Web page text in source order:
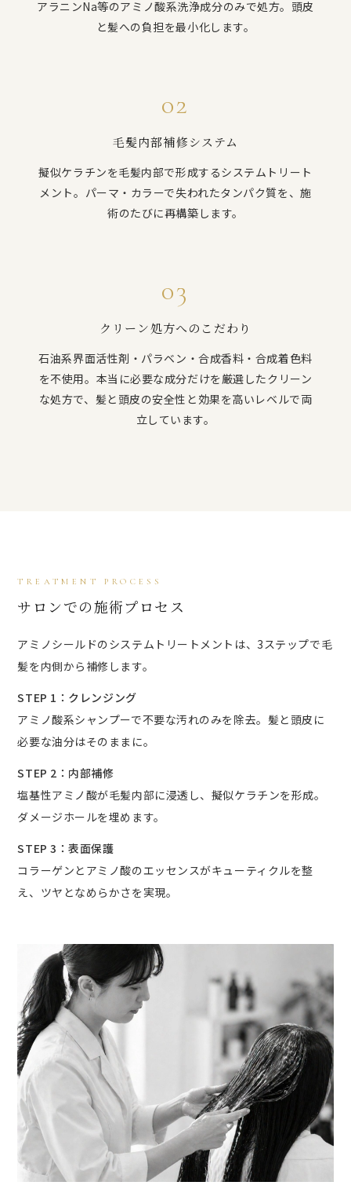
アラニンNa等のアミノ酸系洗浄成分のみで処方。頭皮
と髪への負担を最小化します。
02
毛髪内部補修システム
擬似ケラチンを毛髪内部で形成するシステムトリート
メント。パーマ・カラーで失われたタンパク質を、施
術のたびに再構築します。
03
クリーン処方へのこだわり
石油系界面活性剤・パラベン・合成香料・合成着色料
を不使用。本当に必要な成分だけを厳選したクリーン
な処方で、髪と頭皮の安全性と効果を高いレベルで両
立しています。
TREATMENT PROCESS
サロンでの施術プロセス
アミノシールドのシステムトリートメントは、3ステップで毛
髪を内側から補修します。
STEP 1：クレンジング
アミノ酸系シャンプーで不要な汚れのみを除去。髪と頭皮に
必要な油分はそのままに。
STEP 2：内部補修
塩基性アミノ酸が毛髪内部に浸透し、擬似ケラチンを形成。
ダメージホールを埋めます。
STEP 3：表面保護
コラーゲンとアミノ酸のエッセンスがキューティクルを整
え、ツヤとなめらかさを実現。